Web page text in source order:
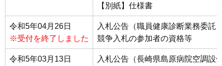
【別紙】仕様書
令和5年04月26日
※受付を終了しました
入札公告（職員健康診断業務委託
競争入札の参加者の資格等
令和5年03月13日
入札公告（長崎県島原病院空調設